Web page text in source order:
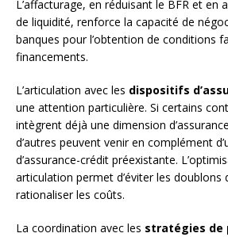
L’affacturage, en réduisant le BFR et en
de liquidité, renforce la capacité de
banques pour l’obtention de conditions
financements.
L’articulation avec les dispositifs
une attention particulière. Si certains
intègrent déjà une dimension
d’autres peuvent venir en complément
d’assurance-crédit préexistante.
articulation permet d’éviter les doublons
rationaliser les coûts.
La coordination avec les stratégies de